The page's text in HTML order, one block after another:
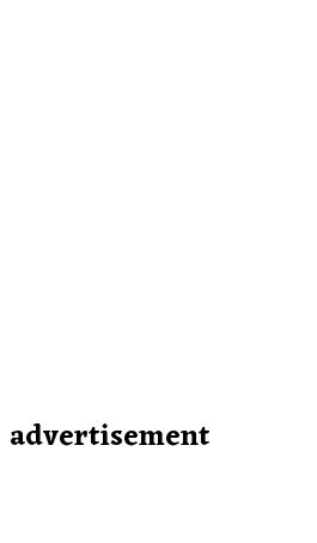
advertisement